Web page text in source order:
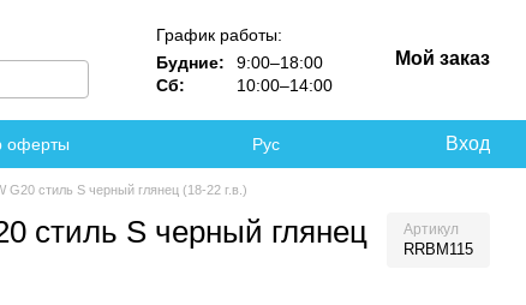
График работы:
Будние:
9:00–18:00
Сб:
10:00–14:00
Мой заказ
оферты
Рус Вход
G20 стиль S черный глянец (18-22 г.в.)
стиль S черный глянец
Артикул
RRBM115